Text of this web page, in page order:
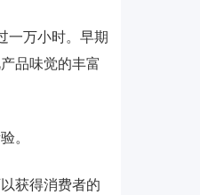
一万小时。早期
品味觉的丰富
。
获得消费者的